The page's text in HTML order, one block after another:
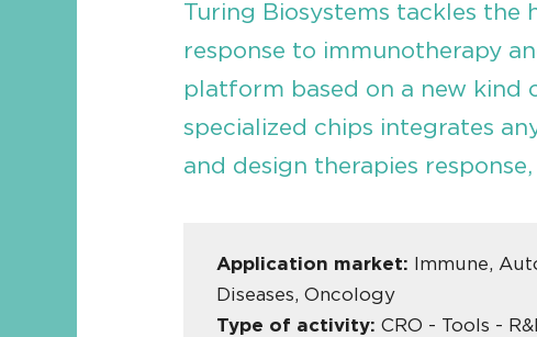
Turing Biosystems tackles the
response to immunotherapy
platform based on a new
specialized chips integrates
and design therapies
Application market:
Immune,
Diseases, Oncology
Type of activity: CRO - Tools -